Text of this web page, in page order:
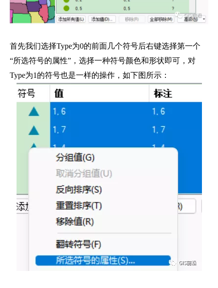
首先我们选择Type为0的前面几个符号后右键选择第一个
“所选符号的属性”，选择一种符号颜色和形状即可，对
Type为1的符号也是一样的操作，如下图所示：